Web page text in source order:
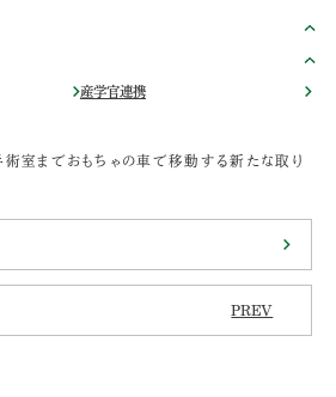
産学官連携
室までおもちゃの車で移動する新たな取り
PREV